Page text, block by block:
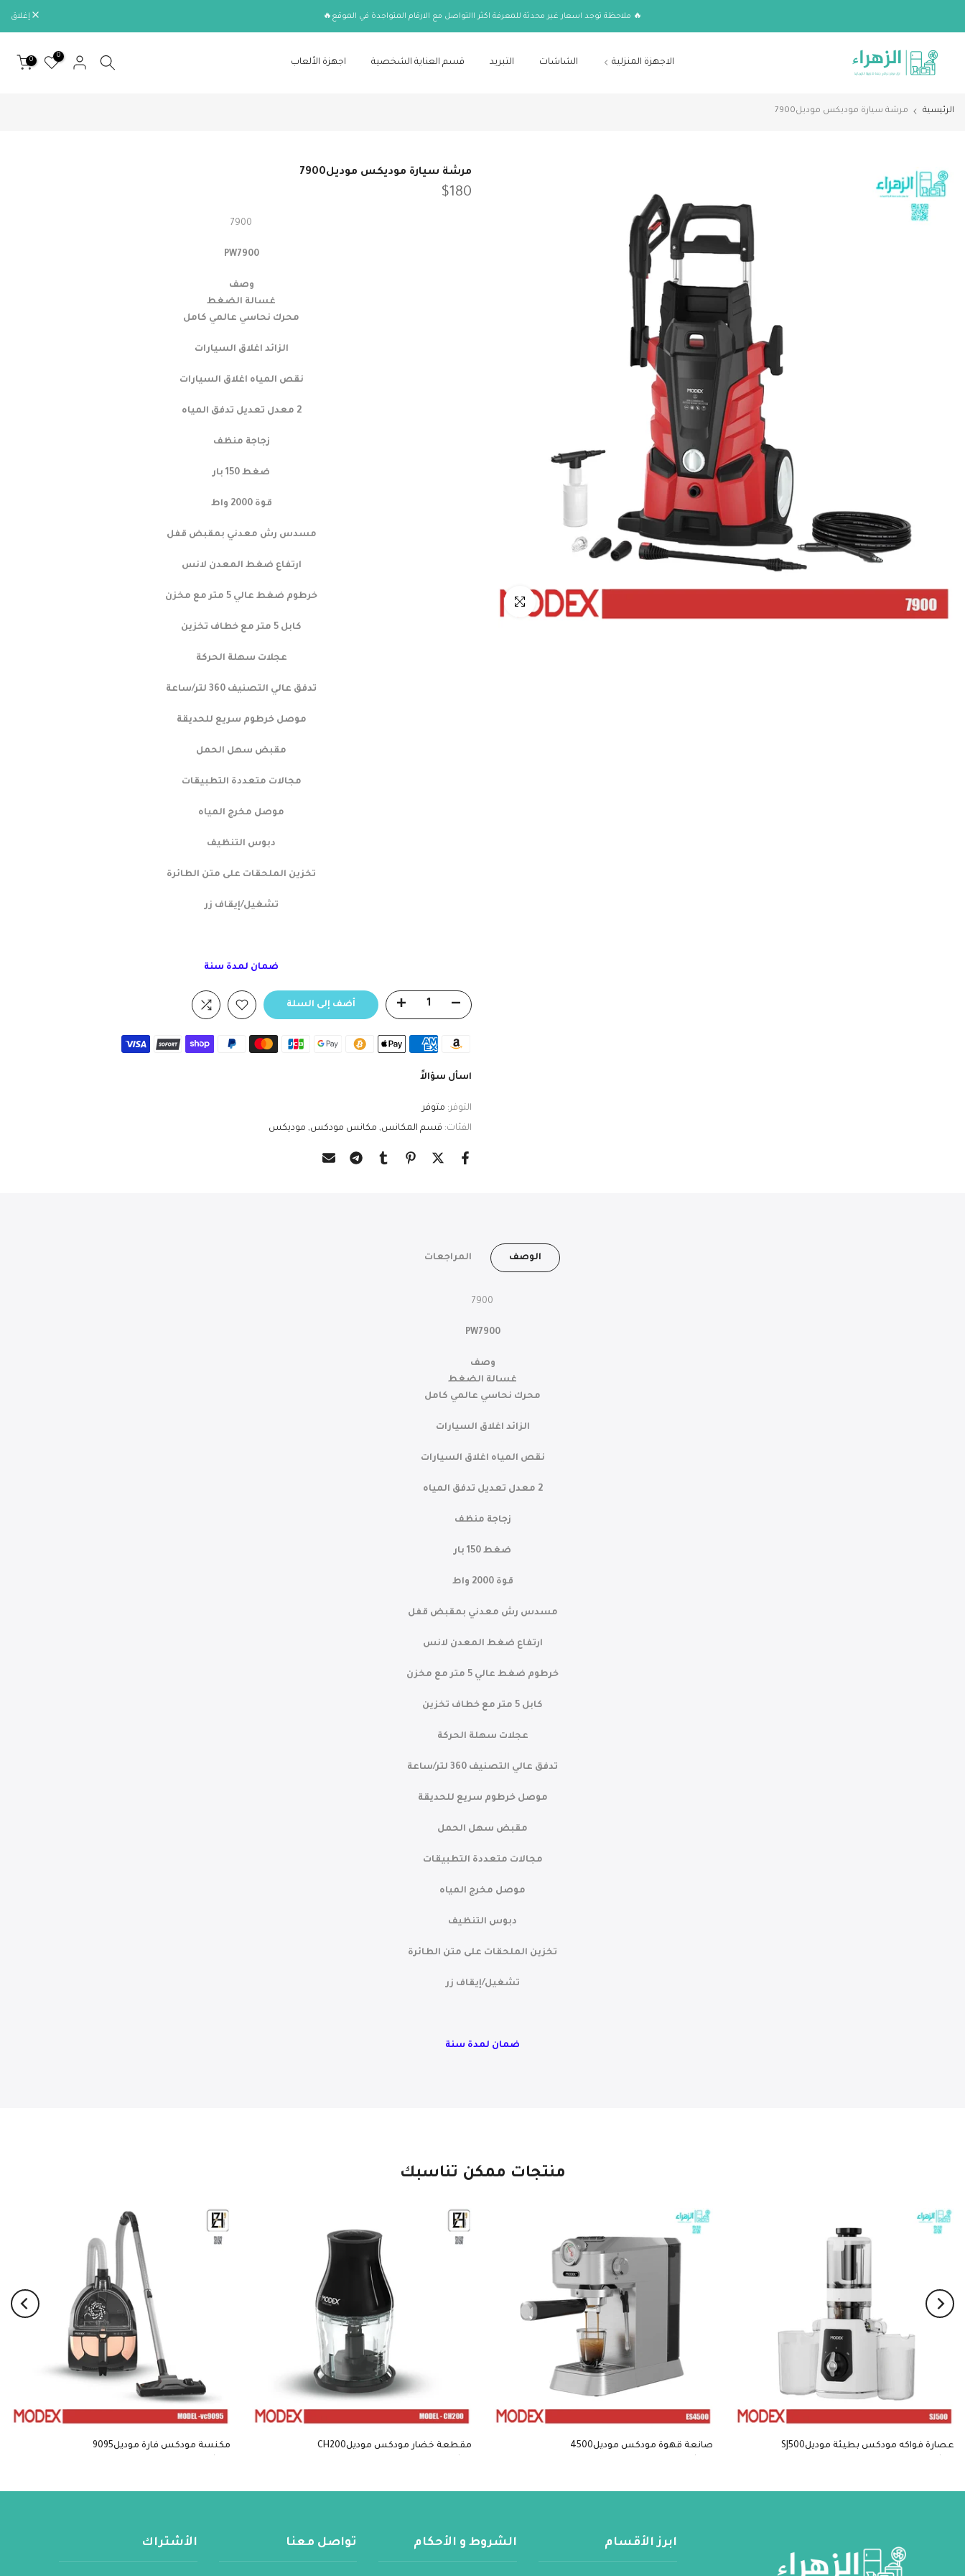
إلى
🔥 ملاحظة توجد اسعار غير محدثة للمعرفة اكثر االتواصل مع الارقام المتواجدة في الموقع🔥 إغلاق
الاجهزة المنزلية الشاشات التبريد قسم العناية الشخصية اجهزة الألعاب
0
0
الرئيسية مرشة سيارة موديكس موديل7900
انقر للتكبير
مرشة سيارة موديكس موديل7900
$180
7900
PW7900
وصف
غسالة الضغط
محرك نحاسي عالمي كامل
الزائد اغلاق السيارات
نقص المياه اغلاق السيارات
2 معدل تعديل تدفق المياه
زجاجة منظف
ضغط 150 بار
قوة 2000 واط
مسدس رش معدني بمقبض قفل
ارتفاع ضغط المعدن لانس
خرطوم ضغط عالي 5 متر مع مخزن
كابل 5 متر مع خطاف تخزين
عجلات سهلة الحركة
تدفق عالي التصنيف 360 لتر/ساعة
موصل خرطوم سريع للحديقة
مقبض سهل الحمل
مجالات متعددة التطبيقات
موصل مخرج المياه
دبوس التنظيف
تخزين الملحقات على متن الطائرة
تشغيل/إيقاف زر
ضمان لمدة سنة
أضف إلى السلة
اسأل سؤالاً
التوفر: متوفر
الفئات: قسم المكانس مكانس مودكس موديكس
الوصف المراجعات
7900
PW7900
وصف
غسالة الضغط
محرك نحاسي عالمي كامل
الزائد اغلاق السيارات
نقص المياه اغلاق السيارات
2 معدل تعديل تدفق المياه
زجاجة منظف
ضغط 150 بار
قوة 2000 واط
مسدس رش معدني بمقبض قفل
ارتفاع ضغط المعدن لانس
خرطوم ضغط عالي 5 متر مع مخزن
كابل 5 متر مع خطاف تخزين
عجلات سهلة الحركة
تدفق عالي التصنيف 360 لتر/ساعة
موصل خرطوم سريع للحديقة
مقبض سهل الحمل
مجالات متعددة التطبيقات
موصل مخرج المياه
دبوس التنظيف
تخزين الملحقات على متن الطائرة
تشغيل/إيقاف زر
ضمان لمدة سنة
منتجات ممكن تناسبك
عصارة فواكه مودكس بطيئة موديلSJ500
صانعة قهوة مودكس موديل4500
مقطعة خضار مودكس موديلCH200
مكنسة مودكس فارة موديل9095
ابرز الأقسام الشروط و الأحكام تواصل معنا الأشتراك